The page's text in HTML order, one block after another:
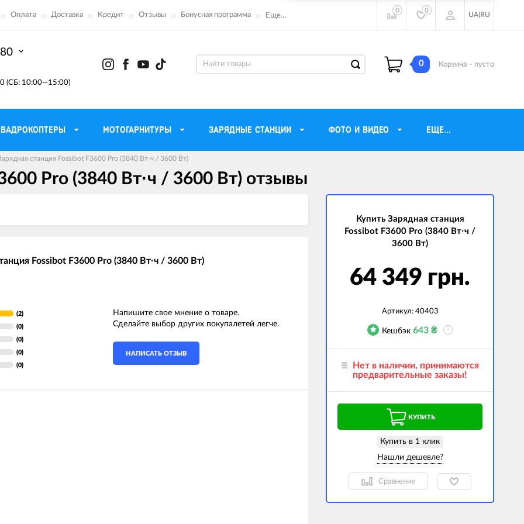
Оплата Доставка Кредит Отзывы Бонусная программа Еще...
0 0
UA RU
(СБ: 10:00—15:00)
0 Корзина - пусто
МОТОГАРНИТУРЫ ЗАРЯДНЫЕ СТАНЦИИ ФОТО И ВИДЕО ЕЩЕ...
для
Моторные масла для
мотоцикла
Вилочные масла
Охлаждающая жидкость
Мотохимия
Тактические наушники
Электротранспорт
аккумуляторы)
Инверторные генераторы
Трехфазные генераторы
Источники бесперебойного питания
станция Fossibot F3600 Pro (3840 Вт·ч / 3600 Вт)
Pro (3840 Вт·ч / 3600 Вт) отзывы
Fossibot F3600 Pro (3840 Вт·ч / 3600 Вт)
(2)
(0)
(0)
(0)
(0)
Напишите свое мнение о товаре.
Сделайте выбор других покупалетей легче.
НАПИСАТЬ ОТЗЫВ
Купить Зарядная станция
Fossibot F3600 Pro (3840 Вт·ч /
3600 Вт)
64 349 грн.
Артикул: 40403
Кешбэк 643 ₴ ?
Нет в наличии, принимаются
предварительные заказы!
КУПИТЬ
Купить в 1 клик
Сравнение